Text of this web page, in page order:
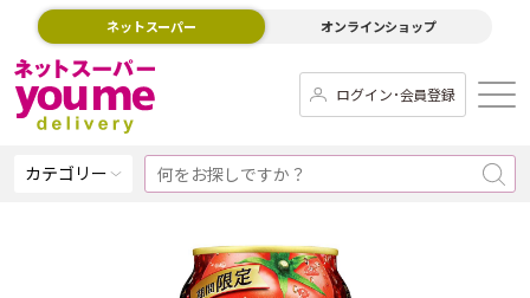
ネットスーパー オンラインショップ
ログイン･会員登録
カテゴリー